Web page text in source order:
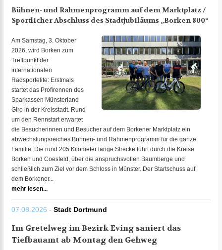
Bühnen- und Rahmenprogramm auf dem Marktplatz /
Sportlicher Abschluss des Stadtjubiläums „Borken 800“
Am Samstag, 3. Oktober
2026, wird Borken zum
Treffpunkt der
internationalen
Radsportelite: Erstmals
startet das Profirennen des
Sparkassen Münsterland
Giro in der Kreisstadt. Rund
um den Rennstart erwartet
die Besucherinnen und Besucher auf dem Borkener Marktplatz ein
abwechslungsreiches Bühnen- und Rahmenprogramm für die ganze
Familie. Die rund 205 Kilometer lange Strecke führt durch die Kreise
Borken und Coesfeld, über die anspruchsvollen Baumberge und
schließlich zum Ziel vor dem Schloss in Münster. Der Startschuss auf
dem Borkener...
mehr lesen...
07.08.2026 - Stadt Dortmund
Im Gretelweg im Bezirk Eving saniert das
Tiefbauamt ab Montag den Gehweg